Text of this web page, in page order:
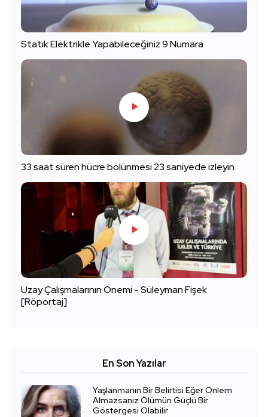
Statik Elektrikle Yapabileceğiniz 9 Numara
33 saat süren hücre bölünmesi 23 saniyede izleyin
Uzay Çalışmalarının Önemi - Süleyman Fişek
[Röportaj]
En Son Yazılar
Yaşlanmanın Bir Belirtisi Eğer Önlem
Almazsanız Ölümün Güçlü Bir
Göstergesi Olabilir